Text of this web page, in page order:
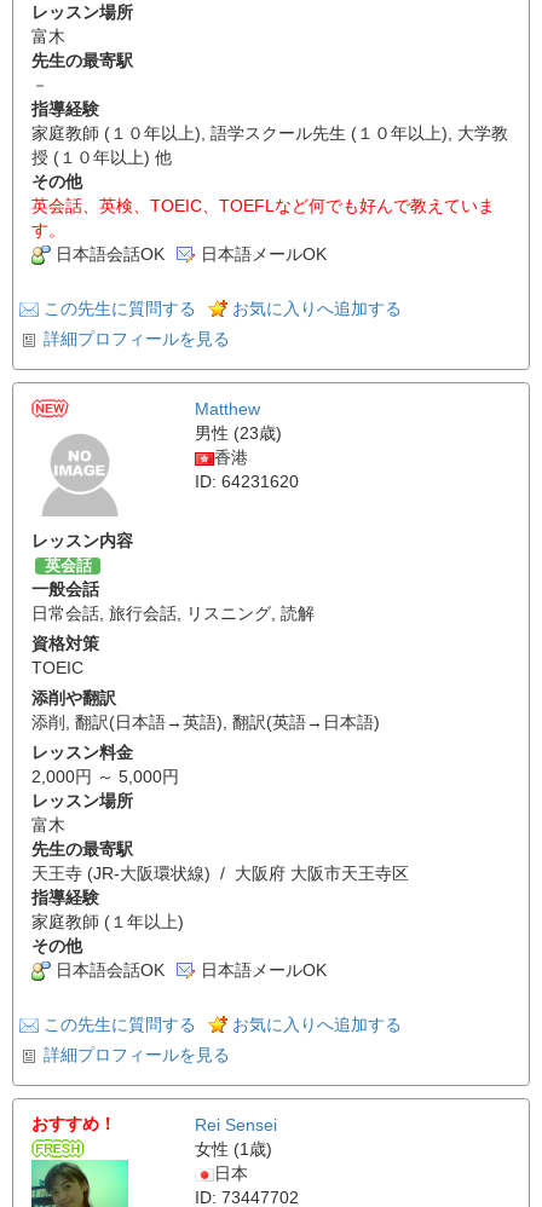
レッスン場所
富木
先生の最寄駅
－
指導経験
家庭教師 (１０年以上), 語学スクール先生 (１０年以上), 大学教
授 (１０年以上) 他
その他
英会話、英検、TOEIC、TOEFLなど何でも好んで教えていま
す。
日本語会話OK
日本語メールOK
この先生に質問する
お気に入りへ追加する
詳細プロフィールを見る
Matthew
男性 (23歳)
香港
ID: 64231620
レッスン内容
英会話
一般会話
日常会話 旅行会話 リスニング 読解
資格対策
TOEIC
添削や翻訳
添削 翻訳(日本語→英語) 翻訳(英語→日本語)
レッスン料金
2,000円 ～ 5,000円
レッスン場所
富木
先生の最寄駅
天王寺 (JR-大阪環状線) / 大阪府 大阪市天王寺区
指導経験
家庭教師 (１年以上)
その他
日本語会話OK
日本語メールOK
この先生に質問する
お気に入りへ追加する
詳細プロフィールを見る
おすすめ！
Rei Sensei
女性 (1歳)
日本
ID: 73447702